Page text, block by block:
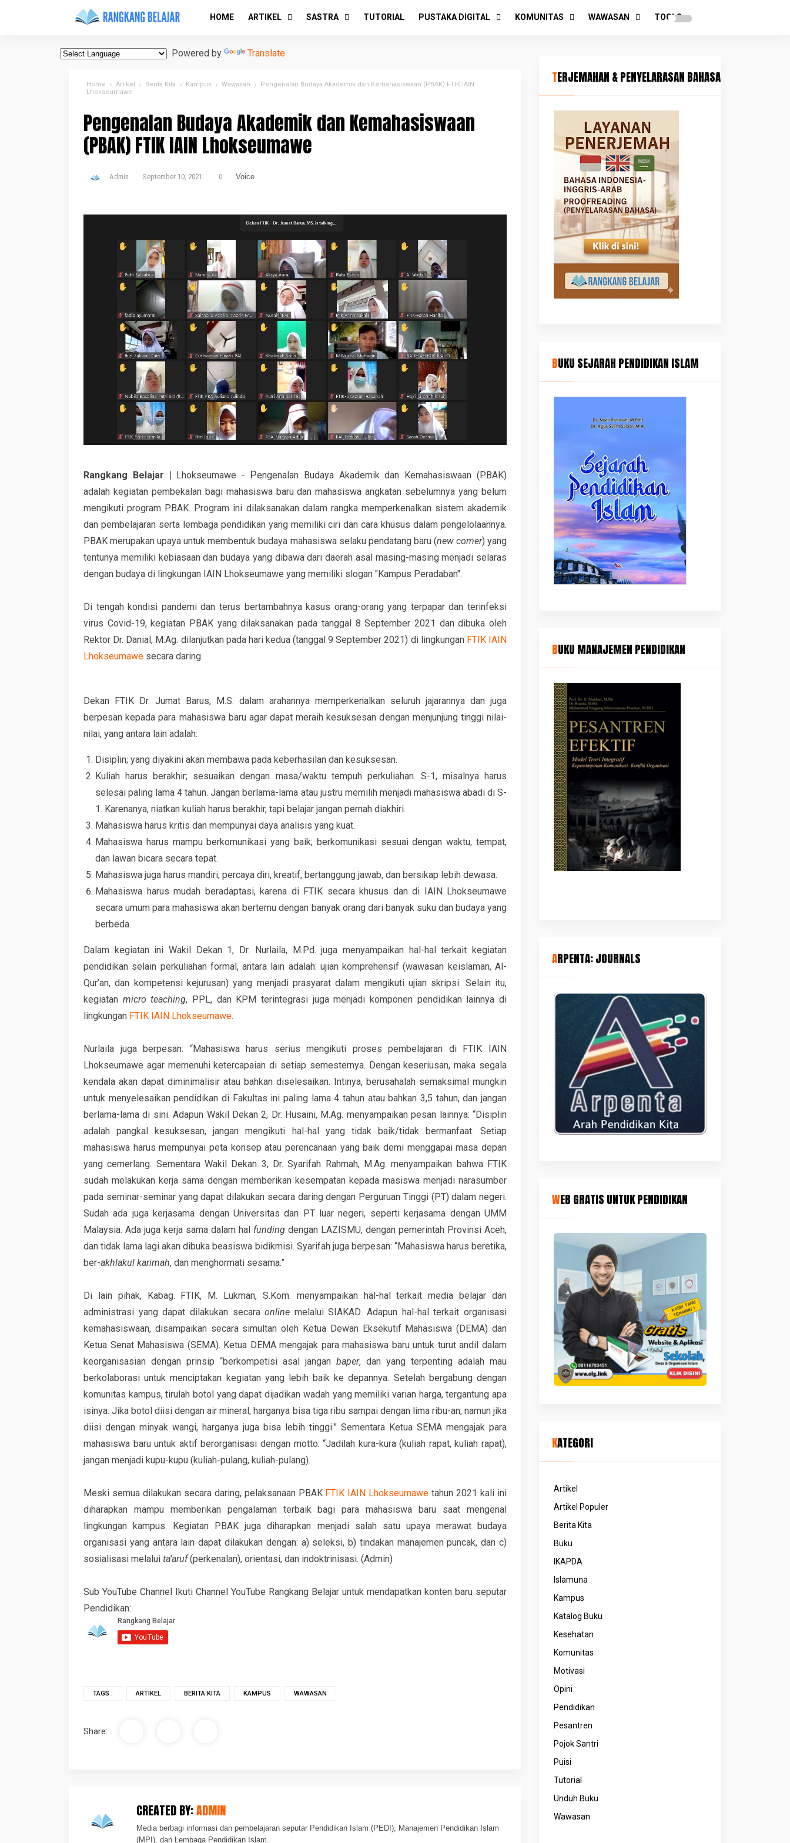
HOME ARTIKEL SASTRA TUTORIAL PUSTAKA DIGITAL KOMUNITAS WAWASAN TOOLS
Powered by Translate
Home Artikel Berita Kita Kampus Wawasan
Pengenalan Budaya Akademik dan Kemahasiswaan (PBAK) FTIK IAIN
Lhokseumawe
Pengenalan Budaya Akademik dan Kemahasiswaan
(PBAK) FTIK IAIN Lhokseumawe
Admin September 10, 2021 0 Voice
Rangkang Belajar | Lhokseumawe - Pengenalan Budaya Akademik dan Kemahasiswaan (PBAK)
adalah kegiatan pembekalan bagi mahasiswa baru dan mahasiswa angkatan sebelumnya yang belum
mengikuti program PBAK. Program ini dilaksanakan dalam rangka memperkenalkan sistem akademik
dan pembelajaran serta lembaga pendidikan yang memiliki ciri dan cara khusus dalam pengelolaannya.
PBAK merupakan upaya untuk membentuk budaya mahasiswa selaku pendatang baru (new comer) yang
tentunya memiliki kebiasaan dan budaya yang dibawa dari daerah asal masing-masing menjadi selaras
dengan budaya di lingkungan IAIN Lhokseumawe yang memiliki slogan "Kampus Peradaban".
Di tengah kondisi pandemi dan terus bertambahnya kasus orang-orang yang terpapar dan terinfeksi
virus Covid-19, kegiatan PBAK yang dilaksanakan pada tanggal 8 September 2021 dan dibuka oleh
Rektor Dr. Danial, M.Ag. dilanjutkan pada hari kedua (tanggal 9 September 2021) di lingkungan FTIK IAIN
Lhokseumawe secara daring.
Dekan FTIK Dr. Jumat Barus, M.S. dalam arahannya memperkenalkan seluruh jajarannya dan juga
berpesan kepada para mahasiswa baru agar dapat meraih kesuksesan dengan menjunjung tinggi nilai-
nilai, yang antara lain adalah:
Disiplin; yang diyakini akan membawa pada keberhasilan dan kesuksesan.
Kuliah harus berakhir; sesuaikan dengan masa/waktu tempuh perkuliahan. S-1, misalnya harus
selesai paling lama 4 tahun. Jangan berlama-lama atau justru memilih menjadi mahasiswa abadi di S-
1. Karenanya, niatkan kuliah harus berakhir, tapi belajar jangan pernah diakhiri.
Mahasiswa harus kritis dan mempunyai daya analisis yang kuat.
Mahasiswa harus mampu berkomunikasi yang baik; berkomunikasi sesuai dengan waktu, tempat,
dan lawan bicara secara tepat.
Mahasiswa juga harus mandiri, percaya diri, kreatif, bertanggung jawab, dan bersikap lebih dewasa.
Mahasiswa harus mudah beradaptasi, karena di FTIK secara khusus dan di IAIN Lhokseumawe
secara umum para mahasiswa akan bertemu dengan banyak orang dari banyak suku dan budaya yang
berbeda.
Dalam kegiatan ini Wakil Dekan 1, Dr. Nurlaila, M.Pd. juga menyampaikan hal-hal terkait kegiatan
pendidikan selain perkuliahan formal, antara lain adalah: ujian komprehensif (wawasan keislaman, Al-
Qur’an, dan kompetensi kejurusan) yang menjadi prasyarat dalam mengikuti ujian skripsi. Selain itu,
kegiatan micro teaching, PPL, dan KPM terintegrasi juga menjadi komponen pendidikan lainnya di
lingkungan FTIK IAIN Lhokseumawe.
Nurlaila juga berpesan: “Mahasiswa harus serius mengikuti proses pembelajaran di FTIK IAIN
Lhokseumawe agar memenuhi ketercapaian di setiap semesternya. Dengan keseriusan, maka segala
kendala akan dapat diminimalisir atau bahkan diselesaikan. Intinya, berusahalah semaksimal mungkin
untuk menyelesaikan pendidikan di Fakultas ini paling lama 4 tahun atau bahkan 3,5 tahun, dan jangan
berlama-lama di sini. Adapun Wakil Dekan 2, Dr. Husaini, M.Ag. menyampaikan pesan lainnya: “Disiplin
adalah pangkal kesuksesan, jangan mengikuti hal-hal yang tidak baik/tidak bermanfaat. Setiap
mahasiswa harus mempunyai peta konsep atau perencanaan yang baik demi menggapai masa depan
yang cemerlang. Sementara Wakil Dekan 3, Dr. Syarifah Rahmah, M.Ag. menyampaikan bahwa FTIK
sudah melakukan kerja sama dengan memberikan kesempatan kepada masiswa menjadi narasumber
pada seminar-seminar yang dapat dilakukan secara daring dengan Perguruan Tinggi (PT) dalam negeri.
Sudah ada juga kerjasama dengan Universitas dan PT luar negeri, seperti kerjasama dengan UMM
Malaysia. Ada juga kerja sama dalam hal funding dengan LAZISMU, dengan pemerintah Provinsi Aceh,
dan tidak lama lagi akan dibuka beasiswa bidikmisi. Syarifah juga berpesan: “Mahasiswa harus beretika,
ber-akhlakul karimah, dan menghormati sesama.”
Di lain pihak, Kabag. FTIK, M. Lukman, S.Kom. menyampaikan hal-hal terkait media belajar dan
administrasi yang dapat dilakukan secaraonline melalui SIAKAD. Adapun hal-hal terkait organisasi
kemahasiswaan, disampaikan secara simultan oleh Ketua Dewan Eksekutif Mahasiswa (DEMA) dan
Ketua Senat Mahasiswa (SEMA). Ketua DEMA mengajak para mahasiswa baru untuk turut andil dalam
keorganisasian dengan prinsip “berkompetisi asal jangan baper, dan yang terpenting adalah mau
berkolaborasi untuk menciptakan kegiatan yang lebih baik ke depannya. Setelah bergabung dengan
komunitas kampus, tirulah botol yang dapat dijadikan wadah yang memiliki varian harga, tergantung apa
isinya. Jika botol diisi dengan air mineral, harganya bisa tiga ribu sampai dengan lima ribu-an, namun jika
diisi dengan minyak wangi, harganya juga bisa lebih tinggi.” Sementara Ketua SEMA mengajak para
mahasiswa baru untuk aktif berorganisasi dengan motto: “Jadilah kura-kura (kuliah rapat, kuliah rapat),
jangan menjadi kupu-kupu (kuliah-pulang, kuliah-pulang).
Meski semua dilakukan secara daring, pelaksanaan PBAK FTIK IAIN Lhokseumawe tahun 2021 kali ini
diharapkan mampu memberikan pengalaman terbaik bagi para mahasiswa baru saat mengenal
lingkungan kampus. Kegiatan PBAK juga diharapkan menjadi salah satu upaya merawat budaya
organisasi yang antara lain dapat dilakukan dengan: a) seleksi, b) tindakan manajemen puncak, dan c)
sosialisasi melalui ta’aruf(perkenalan), orientasi, dan indoktrinisasi. (Admin)
Sub YouTube Channel Ikuti Channel YouTube Rangkang Belajar untuk mendapatkan konten baru seputar
Pendidikan:
TAGS : ARTIKEL BERITA KITA KAMPUS WAWASAN
Share:
CREATED BY:ADMIN
Media berbagi informasi dan pembelajaran seputar Pendidikan Islam (PEDI), Manajemen Pendidikan Islam
(MPI), dan Lembaga Pendidikan Islam.
TERJEMAHAN & PENYELARASAN BAHASA
BUKU SEJARAH PENDIDIKAN ISLAM
BUKU MANAJEMEN PENDIDIKAN
ARPENTA: JOURNALS
WEB GRATIS UNTUK PENDIDIKAN
KATEGORI
Artikel
Artikel Populer
Berita Kita
Buku
IKAPDA
Islamuna
Kampus
Katalog Buku
Kesehatan
Komunitas
Motivasi
Opini
Pendidikan
Pesantren
Pojok Santri
Puisi
Tutorial
Unduh Buku
Wawasan